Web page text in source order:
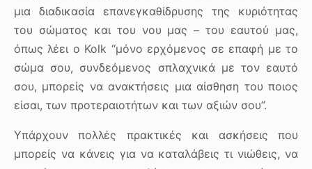
μια διαδικασία επανεγκαθίδρυσης της κυριότητας
του σώματος και του νου μας – του εαυτού μας,
όπως λέει ο Kolk “μόνο ερχόμενος σε επαφή με το
σώμα σου, συνδεόμενος σπλαχνικά με τον εαυτό
σου, μπορείς να ανακτήσεις μια αίσθηση του ποιος
είσαι, των προτεραιοτήτων και των αξιών σου”.
Υπάρχουν πολλές πρακτικές και ασκήσεις που
μπορείς να κάνεις για να καταλάβεις τι νιώθεις, να